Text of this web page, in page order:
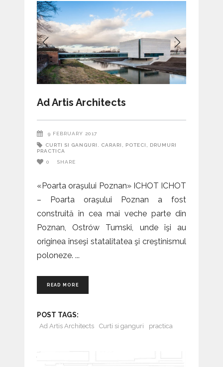
Ad Artis Architects
9 FEBRUARY 2017
CURTI SI GANGURI. CARARI, POTECI, DRUMURI
PRACTICA
0 SHARE
«Poarta oraşului Poznan» ICHOT ICHOT
– Poarta oraşului Poznan a fost
construită în cea mai veche parte din
Poznan, Ostrów Tumski, unde îşi au
originea înseşi statalitatea şi creştinismul
poloneze.
READ MORE
POST TAGS:
Ad Artis Architects Curti si ganguri practica